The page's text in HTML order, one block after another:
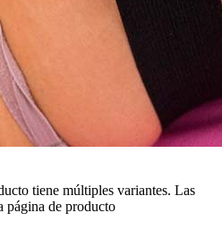
tiene múltiples variantes. Las
página de producto